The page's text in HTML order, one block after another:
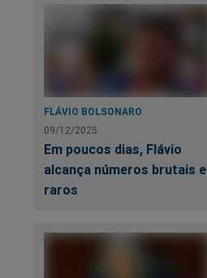
FLÁVIO BOLSONARO
09/12/2025
Em poucos dias, Flávio
alcança números brutais e
raros